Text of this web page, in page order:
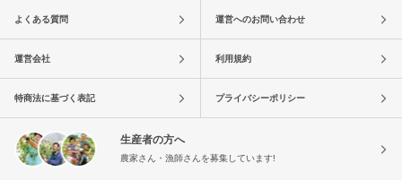
よくある質問 運営へのお問い合わせ
運営会社 利用規約
特商法に基づく表記 プライバシーポリシー
生産者の方へ
農家さん・漁師さんを募集しています!